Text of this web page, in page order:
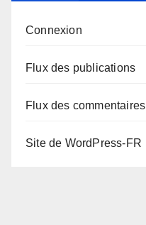
Connexion
Flux des publications
Flux des commentaires
Site de WordPress-FR